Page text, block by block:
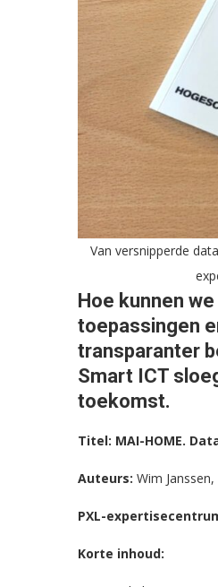
Van versnipperde
Hoe kunnen
toepassingen
transparanter
Smart ICT
toekomst.
Titel: MAI-HOME.
Auteurs: Wim
PXL-
Korte inhoud: